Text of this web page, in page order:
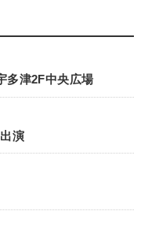
多津2F中央広場
演